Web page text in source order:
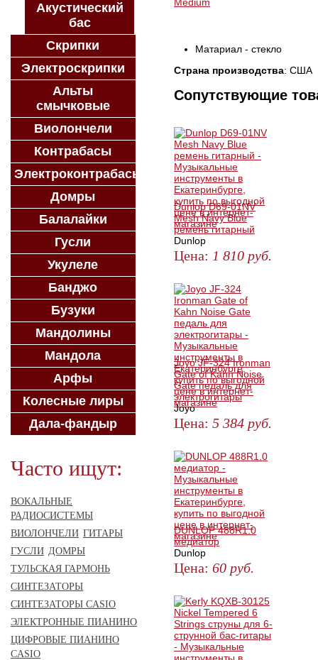
Матариал - стекло
Страна производства: США
Сопутствующие
Dunlop D69-01NV
Mesh Navy Blue
ремень гитарный
Dunlop
Цена: 1 810 руб.
Joyo JF-324 Ironman
Gate of Kahn Noise
Gate педаль для
электрогитары
Joyo
Цена: 5 384 руб.
DUNLOP 488R1.0
медиатор
Dunlop
Цена: 60 руб.
Акустический
бас
Скрипки
Электроскрипки
Альты
смычковые
Виолончели
Контрабасы
Электроконтрабасы
Домры
Балалайки
Гусли
Укулеле
Банджо
Бузуки
Мандолины
Мандола
Арфы
Колесные лиры
Дала-фандыр
Часто ищут:
ВОКАЛЬНЫЕ
РАДИОСИСТЕМЫ
ВИОЛОНЧЕЛИ ГИТАРЫ
ГУСЛИ ДОМРЫ
ТУЛЬСКАЯ ГАРМОНЬ
СИНТЕЗАТОРЫ
СИНТЕЗАТОРЫ CASIO
ЭЛЕКТРОННЫЕ ПИАНИНО
ЦИФРОВЫЕ ПИАНИНО
CASIO